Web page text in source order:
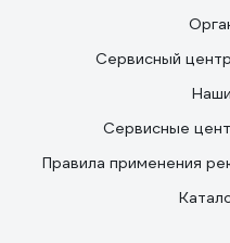
Сервисный
Сервисные
Правила применения